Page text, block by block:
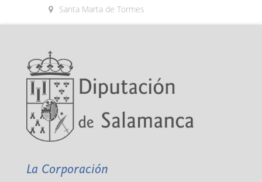
Santa Marta de Tormes
La Corporación